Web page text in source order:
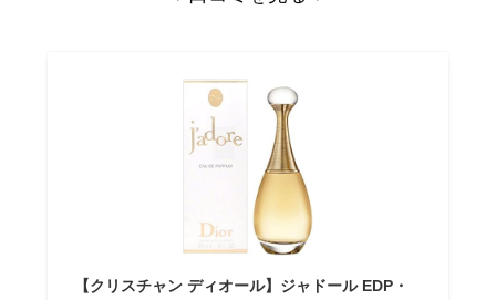
【クリスチャン ディオール】ジャドール EDP・